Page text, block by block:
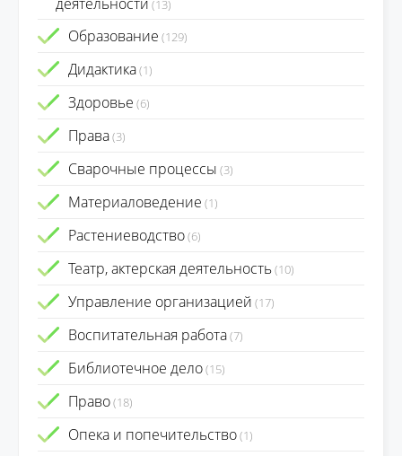
(13)
Образование (129)
Дидактика(1)
Здоровье (6)
Права(3)
Сварочные процессы (3)
Материаловедение (1)
Растениеводство(6)
Театр, актерская деятельность(10)
Управление организацией (17)
Воспитательная работа(7)
Библиотечное дело(15)
Право(18)
Опека и попечительство(1)